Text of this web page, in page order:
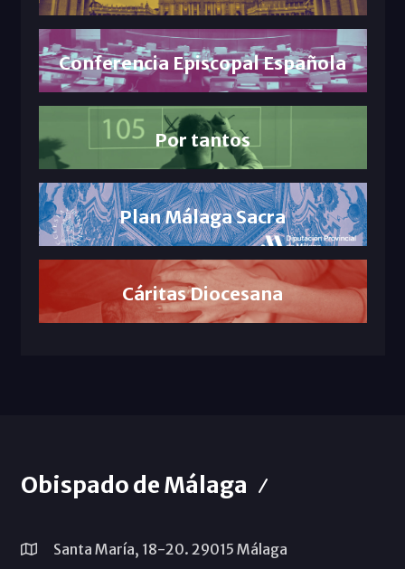
Conferencia Episcopal Española
Por tantos
Plan Málaga Sacra
Cáritas Diocesana
Obispado de Málaga
Santa María, 18-20. 29015 Málaga